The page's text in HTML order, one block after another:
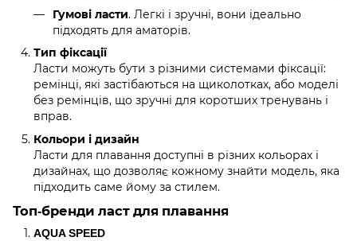
Гумові ласти. Легкі і зручні, вони ідеально
підходять для аматорів.
Тип фіксації
Ласти можуть бути з різними системами фіксації:
ремінці, які застібаються на щиколотках, або моделі
без ремінців, що зручні для коротших тренувань і
вправ.
Кольори і дизайн
Ласти для плавання доступні в різних кольорах і
дизайнах, що дозволяє кожному знайти модель, яка
підходить саме йому за стилем.
Топ-бренди ласт для плавання
AQUA SPEED